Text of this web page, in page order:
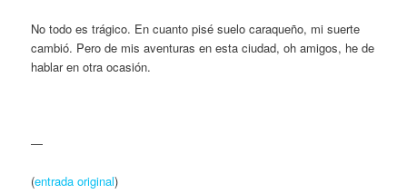
No todo es trágico. En cuanto pisé suelo caraqueño, mi suerte
cambió. Pero de mis aventuras en esta ciudad, oh amigos, he de
hablar en otra ocasión.
—
(entrada original)